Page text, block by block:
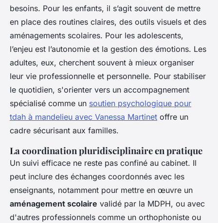
besoins. Pour les enfants, il s’agit souvent de mettre
en place des routines claires, des outils visuels et des
aménagements scolaires. Pour les adolescents,
l’enjeu est l’autonomie et la gestion des émotions. Les
adultes, eux, cherchent souvent à mieux organiser
leur vie professionnelle et personnelle. Pour stabiliser
le quotidien, s'orienter vers un accompagnement
spécialisé comme un soutien psychologique pour
tdah à mandelieu avec Vanessa Martinet offre un
cadre sécurisant aux familles.
La coordination pluridisciplinaire en pratique
Un suivi efficace ne reste pas confiné au cabinet. Il
peut inclure des échanges coordonnés avec les
enseignants, notamment pour mettre en œuvre un
aménagement scolaire validé par la MDPH, ou avec
d'autres professionnels comme un orthophoniste ou